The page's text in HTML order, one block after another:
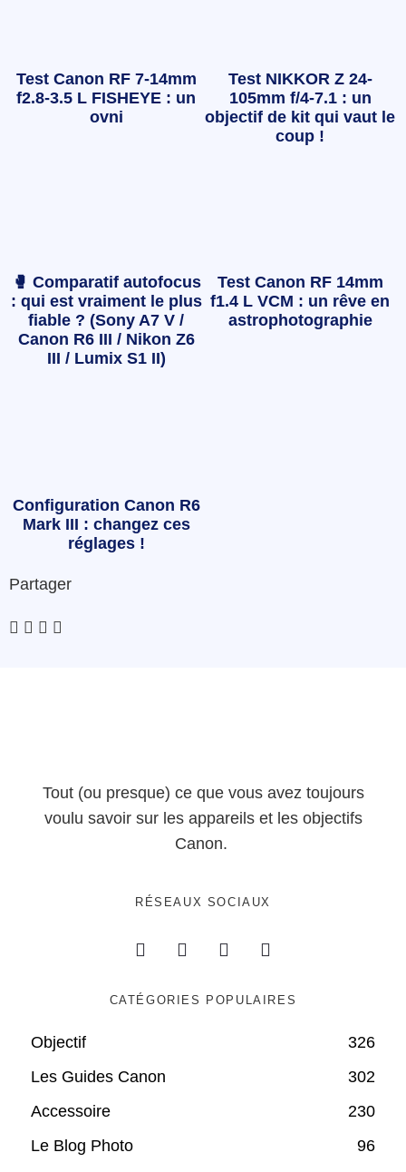
Test Canon RF 7-14mm
f2.8-3.5 L FISHEYE : un
ovni
Test NIKKOR Z 24-
105mm f/4-7.1 : un
objectif de kit qui vaut le
coup !
🥊 Comparatif autofocus
: qui est vraiment le plus
fiable ? (Sony A7 V /
Canon R6 III / Nikon Z6
III / Lumix S1 II)
Test Canon RF 14mm
f1.4 L VCM : un rêve en
astrophotographie
Configuration Canon R6
Mark III : changez ces
réglages !
Partager
Tout (ou presque) ce que vous avez toujours
voulu savoir sur les appareils et les objectifs
Canon.
RÉSEAUX SOCIAUX
CATÉGORIES POPULAIRES
Objectif
326
Les Guides Canon
302
Accessoire
230
Le Blog Photo
96